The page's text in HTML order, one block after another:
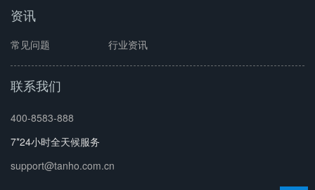
资讯
常见问题 行业资讯
联系我们
400-8583-888
7*24小时全天候服务
support@tanho.com.cn